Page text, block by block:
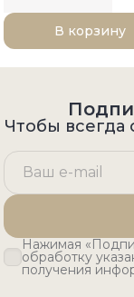
В корзину
Чтобы всегда
Нажимая
обработку
получения